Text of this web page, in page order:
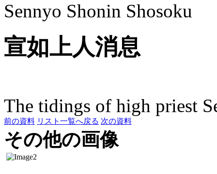
Sennyo Shonin Shosoku
宣如上人消息
The tidings of high priest
前の資料 リスト一覧へ戻る 次の資料
その他の画像